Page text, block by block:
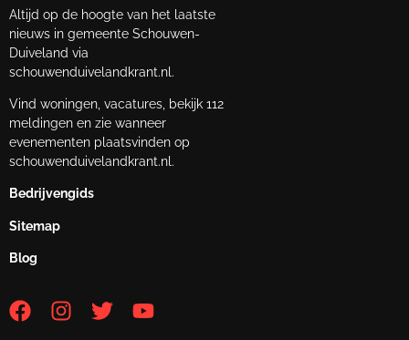
Altijd op de hoogte van het laatste
nieuws in gemeente Schouwen-
Duiveland via
schouwenduivelandkrant.nl.
Vind woningen, vacatures, bekijk 112
meldingen en zie wanneer
evenementen plaatsvinden op
schouwenduivelandkrant.nl.
Bedrijvengids
Sitemap
Blog